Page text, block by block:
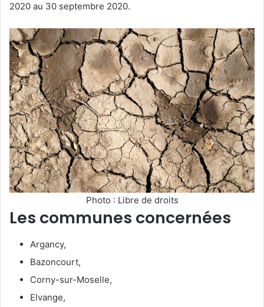
2020 au 30 septembre 2020.
Photo : Libre de droits
Les communes concernées
Argancy,
Bazoncourt,
Corny-sur-Moselle,
Elvange,